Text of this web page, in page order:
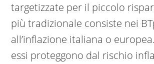
targetizzate per il piccolo
più tradizionale consiste nei
all’inflazione italiana o
essi proteggono dal rischio